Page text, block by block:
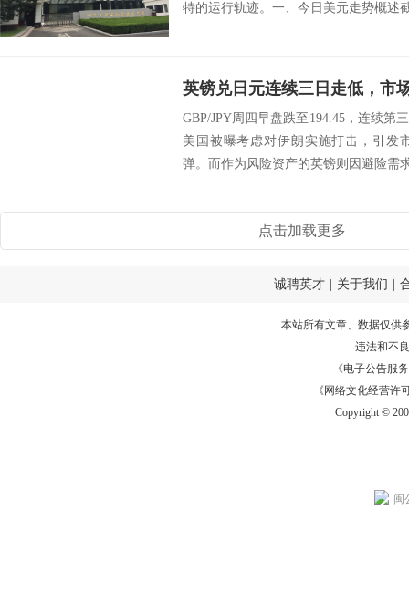
特的运行轨迹。​ 一、今日美元走势概述​
英镑兑日元连续三日走低，市
GBP/JPY周四早盘跌至194.45，连续第
美国被曝考虑对伊朗实施打击，引发
弹。而作为风险资产的英镑则因避险需
点击加载更多
诚聘英才 关于我们
本站所有文章、数据仅供
违法和不
《电子公告服务
《网络文化经营许
Copyright ©
闽